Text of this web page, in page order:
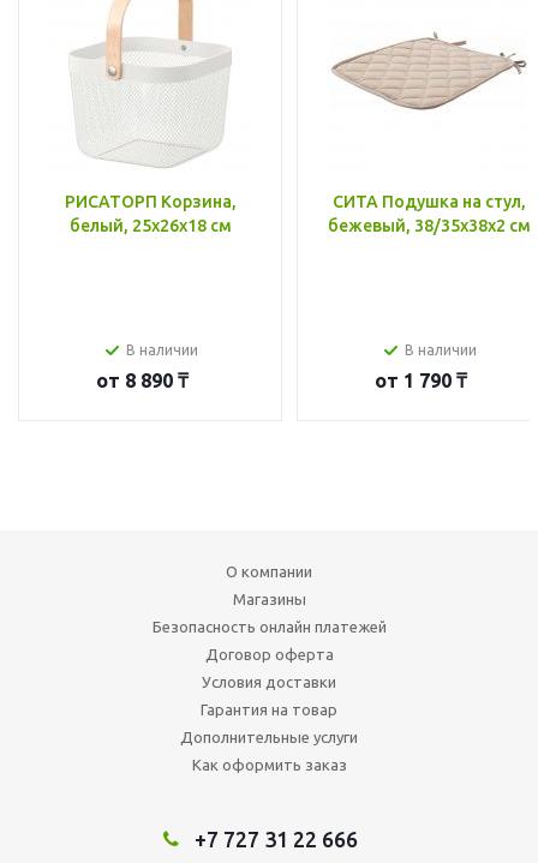
РИСАТОРП Корзина,
белый, 25x26x18 см
В наличии
от 8 890 ₸
СИТА Подушка на стул,
бежевый, 38/35x38x2 см
В наличии
от 1 790 ₸
О компании
Магазины
Безопасность онлайн платежей
Договор оферта
Условия доставки
Гарантия на товар
Дополнительные услуги
Как оформить заказ
+7 727 31 22 666